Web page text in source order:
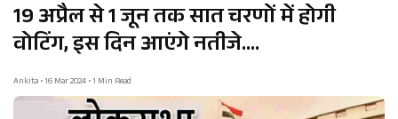
19 अप्रैल से 1 जून तक सात चरणों में होगी
वोटिंग, इस दिन आएंगे नतीजे….
Ankita • 16 Mar 2024 • 1 Min Read